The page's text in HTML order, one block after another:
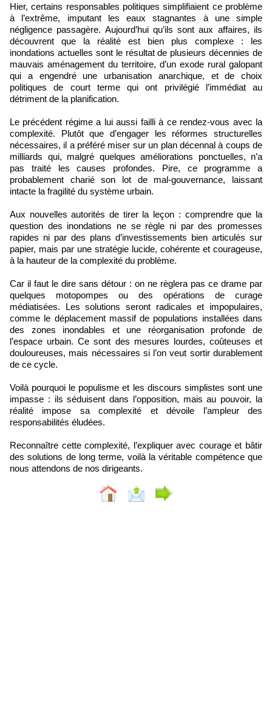
Hier, certains responsables politiques simplifiaient ce problème
à l’extrême, imputant les eaux stagnantes à une simple
négligence passagère. Aujourd’hui qu’ils sont aux affaires, ils
découvrent que la réalité est bien plus complexe : les
inondations actuelles sont le résultat de plusieurs décennies de
mauvais aménagement du territoire, d’un exode rural galopant
qui a engendré une urbanisation anarchique, et de choix
politiques de court terme qui ont privilégié l’immédiat au
détriment de la planification.
Le précédent régime a lui aussi failli à ce rendez-vous avec la
complexité. Plutôt que d’engager les réformes structurelles
nécessaires, il a préféré miser sur un plan décennal à coups de
milliards qui, malgré quelques améliorations ponctuelles, n’a
pas traité les causes profondes. Pire, ce programme a
probablement charié son lot de mal-gouvernance, laissant
intacte la fragilité du système urbain.
Aux nouvelles autorités de tirer la leçon : comprendre que la
question des inondations ne se règle ni par des promesses
rapides ni par des plans d’investissements bien articulés sur
papier, mais par une stratégie lucide, cohérente et courageuse,
à la hauteur de la complexité du problème.
Car il faut le dire sans détour : on ne règlera pas ce drame par
quelques motopompes ou des opérations de curage
médiatisées. Les solutions seront radicales et impopulaires,
comme le déplacement massif de populations installées dans
des zones inondables et une réorganisation profonde de
l’espace urbain. Ce sont des mesures lourdes, coûteuses et
douloureuses, mais nécessaires si l’on veut sortir durablement
de ce cycle.
Voilà pourquoi le populisme et les discours simplistes sont une
impasse : ils séduisent dans l’opposition, mais au pouvoir, la
réalité impose sa complexité et dévoile l’ampleur des
responsabilités éludées.
Reconnaître cette complexité, l’expliquer avec courage et bâtir
des solutions de long terme, voilà la véritable compétence que
nous attendons de nos dirigeants.